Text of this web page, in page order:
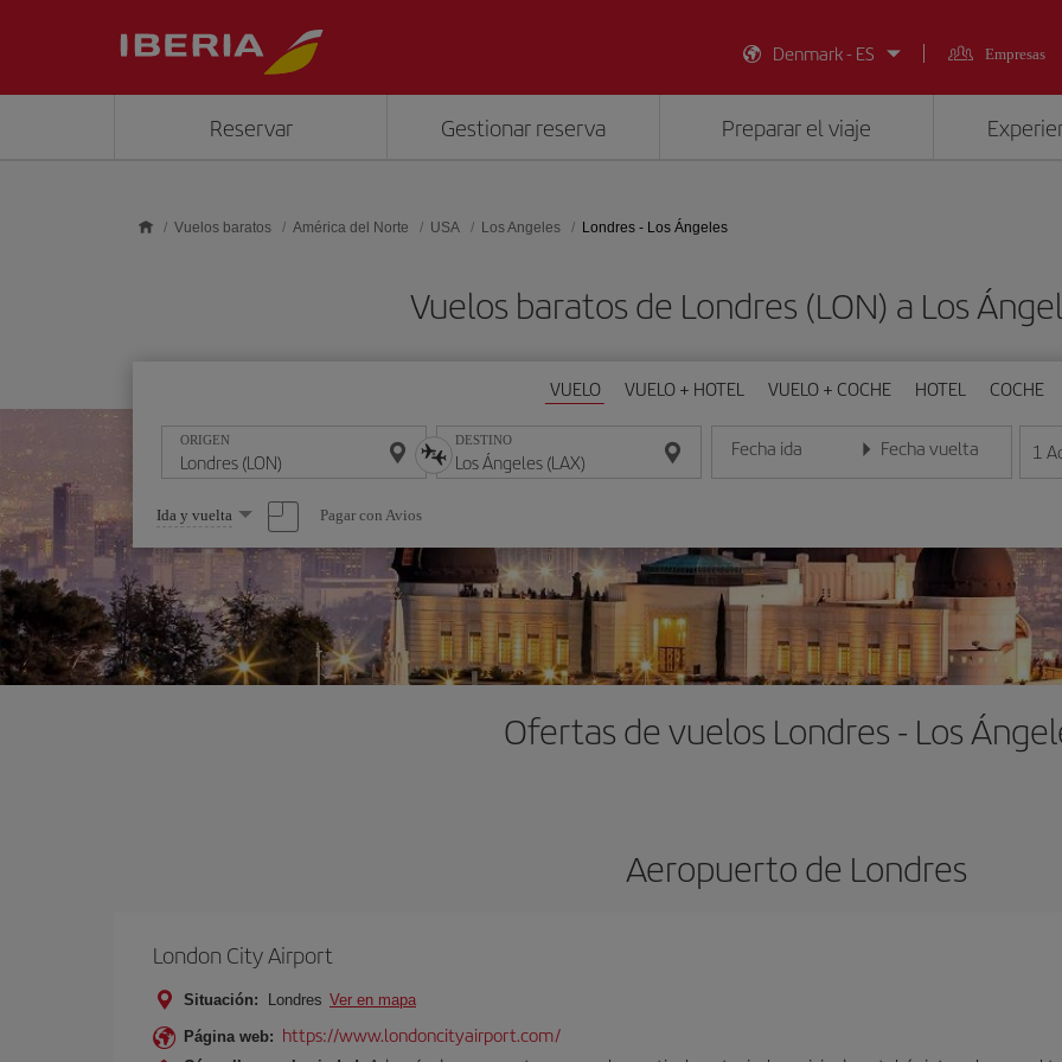
Denmark - ES
Empresas
Reservar Gestionar reserva Preparar el viaje
Vuelos baratos América del Norte USA Los Angeles Londres - Los Ángeles
Vuelos baratos de Londres (LON) a Los
VUELO VUELO + HOTEL VUELO + COCHE HOTEL COCHE
ORIGEN DESTINO Fecha ida
Introduce la fecha en formato día/mes/año
Fecha vuelta
Introduce la fecha en 1
Seleccione
una
opción
Ida y vuelta Pagar con Avios
Ofertas de vuelos Londres - Los
Aeropuerto de Londres
London City Airport
Situación: Londres Ver en mapa
Página web: https://www.londoncityairport.com/